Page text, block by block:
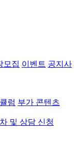
모집 이벤트 공지사
럼 부가 콘텐츠
및 상담 신청